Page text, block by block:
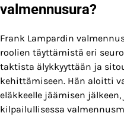
valmennusura?
Frank Lampardin
roolien täyttämistä eri
taktista älykkyyttään ja
kehittämiseen. Hän aloitti
eläkkeelle jäämisen
kilpailullisessa